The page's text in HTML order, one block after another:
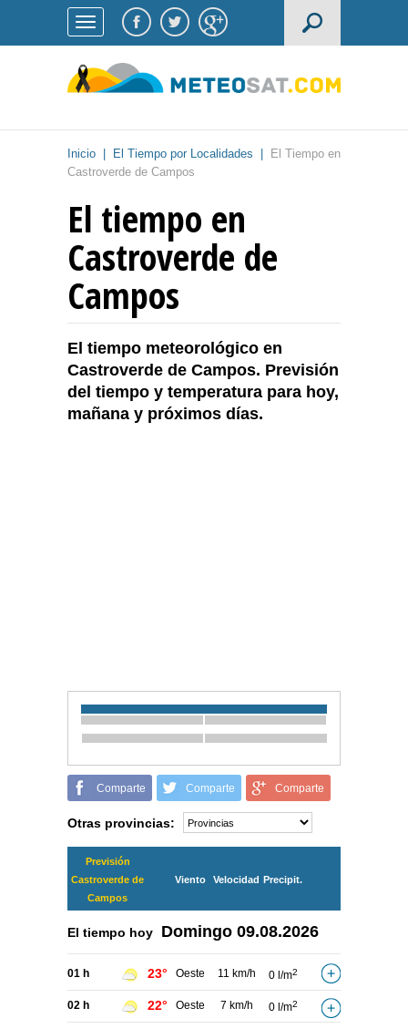
Inicio El Tiempo por Localidades
El Tiempo en
Castroverde de Campos
El tiempo en
Castroverde de
Campos
El tiempo meteorológico en
Castroverde de Campos. Previsión
del tiempo y temperatura para hoy,
mañana y próximos días.
Comparte Comparte Comparte
Otras provincias:
Previsión
Castroverde de
Campos
Viento Velocidad Precipit.
El tiempo hoy Domingo 09.08.2026
01 h 23° Oeste 11 km/h 0 l/m2
02 h 22° Oeste 7 km/h 0 l/m2